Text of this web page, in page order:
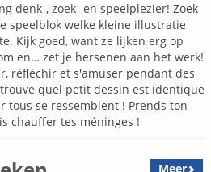
denk-, zoek- en speelplezier! Zoek
speelblok welke kleine illustratie
Kijk goed, want ze lijken erg op
en… zet je hersenen aan het werk!
réfléchir et s'amuser pendant des
quel petit dessin est identique
tous se ressemblent ! Prends ton
chauffer tes méninges !
Meer